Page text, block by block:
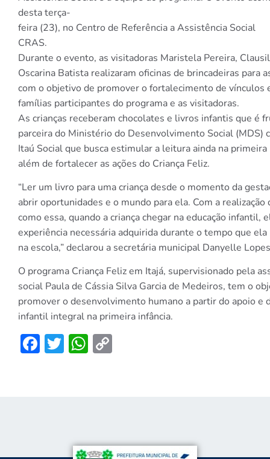
desta terça-
feira (23), no Centro de Referência a Assistência Social
CRAS.
Durante o evento, as visitadoras Maristela Pereira,
Oscarina Batista realizaram oficinas de brincadeiras para
com o objetivo de promover o fortalecimento de vínculos
famílias participantes do programa e as visitadoras.
As crianças receberam chocolates e livros infantis que é
parceira do Ministério do Desenvolvimento Social (MDS)
Itaú Social que busca estimular a leitura ainda na primeira
além de fortalecer as ações do Criança Feliz.
“Ler um livro para uma criança desde o momento da
abrir oportunidades e o mundo para ela. Com a realização
como essa, quando a criança chegar na educação infantil,
experiência necessária adquirida durante o tempo que
na escola,” declarou a secretária municipal Danyelle
O programa Criança Feliz em Itajá, supervisionado pela
social Paula de Cássia Silva Garcia de Medeiros, tem o
promover o desenvolvimento humano a partir do apoio e
infantil integral na primeira infância.
Facebook
TwitterWhatsApp